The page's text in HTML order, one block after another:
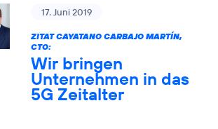
17. Juni 2019
ZITAT CAYATANO CARBAJO MARTÍN,
CTO:
Wir bringen
Unternehmen in das
5G Zeitalter